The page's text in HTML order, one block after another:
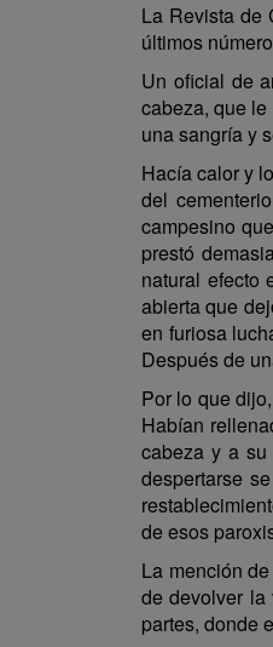
La Revista de
últimos
Un oficial de
cabeza, que
una sangría y
Hacía calor y
del
campesino
prestó
natural efecto
abierta que
en furiosa
Después de
Por lo que
Habían
cabeza y a su
despertarse
de esos
La mención
de devolver la
partes, donde